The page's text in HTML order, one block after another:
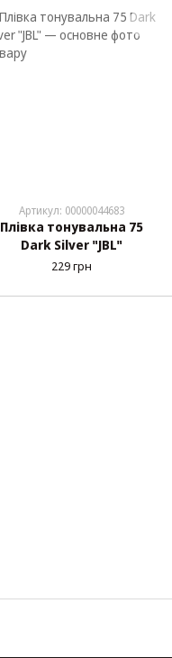
Артикул: 00000044683
Плівка тонувальна 75
Dark Silver "JBL"
229 грн